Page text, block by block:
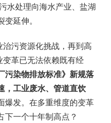
水处理向海水产业、盐湖
延伸。
治污资源化挑战，再到高
变革已无法依赖既有经
污染物排放标准》新规落
，工业废水、管道直饮
爆发。在多重维度的变革
下一个十年制高点？